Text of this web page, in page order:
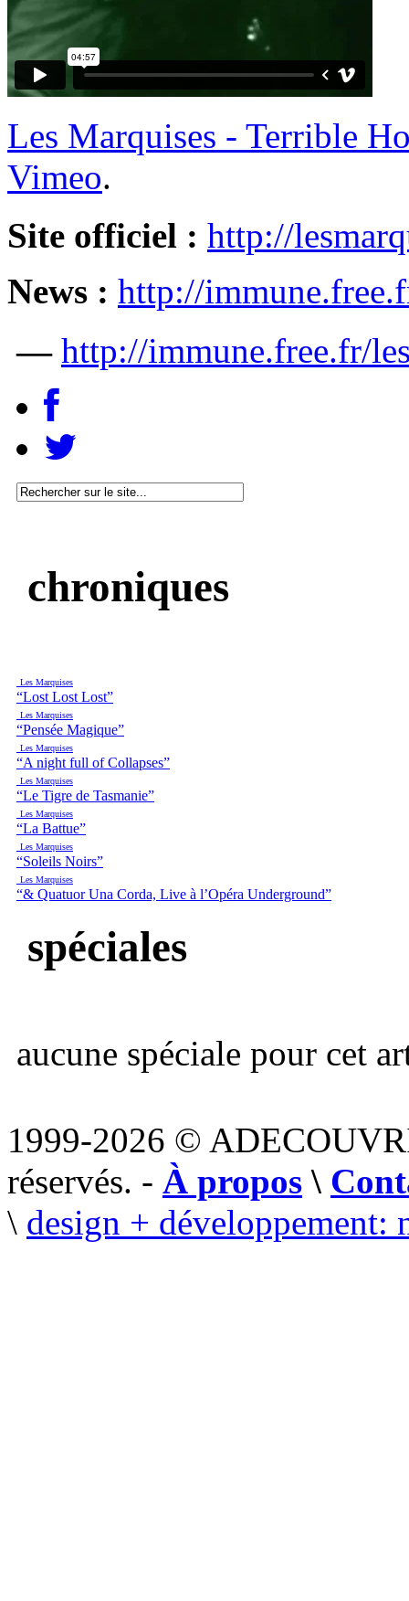
Les Marquises - Terrible
Vimeo.
Site officiel : http://
News : http://
— http://immune.free.fr/
chroniques
Les Marquises
“Lost Lost Lost”
Les Marquises
“Pensée Magique”
Les Marquises
“A night full of Collapses”
Les Marquises
“Le Tigre de Tasmanie”
Les Marquises
“La Battue”
Les Marquises
“Soleils Noirs”
Les Marquises
“& Quatuor Una Corda, Live à l’Opéra Underground”
spéciales
aucune spéciale pour cet
1999-2026 ©
réservés. - À propos \
\ design + développement: